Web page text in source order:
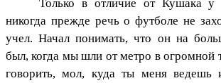
Только в отличие от Кушака
никогда прежде речь о футболе не
учел. Начал понимать, что он на
был, когда мы шли от метро в огромной
говорить, мол, куда ты меня ведешь